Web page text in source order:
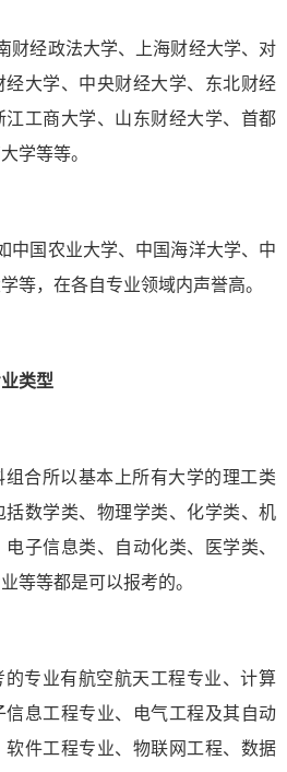
财经政法大学、上海财经大学、对
大学、中央财经大学、东北财经
工商大学、山东财经大学、首都
学等等。
中国农业大学、中国海洋大学、中
等，在各自专业领域内声誉高。
类型
合所以基本上所有大学的理工类
数学类、物理学类、化学类、机
子信息类、自动化类、医学类、
等等都是可以报考的。
专业有航空航天工程专业、计算
息工程专业、电气工程及其自动
件工程专业、物联网工程、数据